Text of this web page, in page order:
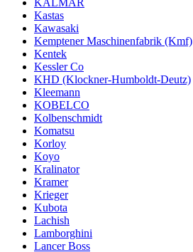
KALMAR
Kastas
Kawasaki
Kemptener Maschinenfabrik (Kmf)
Kentek
Kessler Co
KHD (Klockner-Humboldt-Deutz)
Kleemann
KOBELCO
Kolbenschmidt
Komatsu
Korloy
Koyo
Kralinator
Kramer
Krieger
Kubota
Lachish
Lamborghini
Lancer Boss